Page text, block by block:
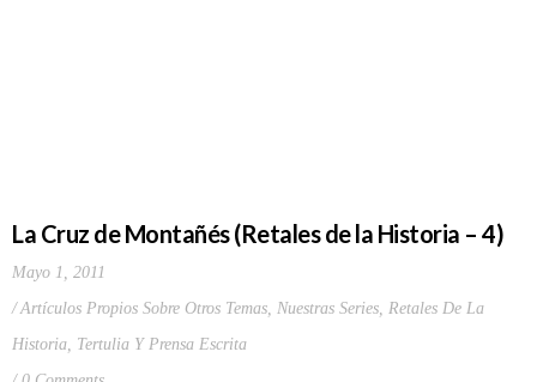
La Cruz de Montañés (Retales de la Historia – 4)
Mayo 1, 2011
Artículos Propios Sobre Otros Temas, Nuestras Series, Retales De La
Historia, Tertulia Y Prensa Escrita